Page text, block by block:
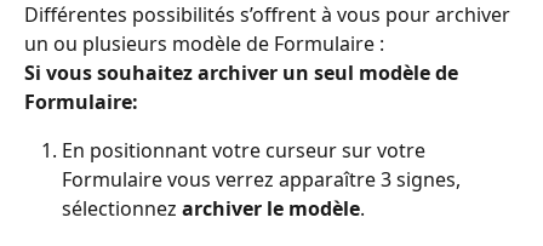
Différentes possibilités s’offrent à vous pour archiver
un ou plusieurs modèle de Formulaire :
Si vous souhaitez archiver un seul modèle de
Formulaire:
En positionnant votre curseur sur votre
Formulaire vous verrez apparaître 3 signes,
sélectionnez archiver le modèle.